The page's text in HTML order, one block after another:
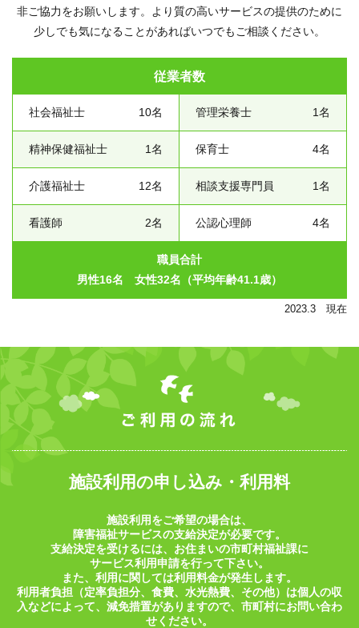
非ご協力をお願いします。
より質の高いサービスの提供のために
少しでも気になることがあればいつでもご相談ください。
従業者数
社会福祉士 10名 管理栄養士 1名
精神保健福祉士 1名 保育士 4名
介護福祉士 12名 相談支援専門員 1名
看護師 2名 公認心理師 4名
職員合計
男性16名 女性32名（平均年齢41.1歳）
2023.3 現在
施設利用の申し込み・利用料
施設利用をご希望の場合は、
障害福祉サービスの支給決定が必要です。
支給決定を受けるには、お住まいの市町村福祉課に
サービス利用申請を行って下さい。
また、利用に関しては利用料金が発生します。
利用者負担（定率負担分、食費、水光熱費、その他）は個人の収
入などによって、減免措置がありますので、市町村にお問い合わ
せください。